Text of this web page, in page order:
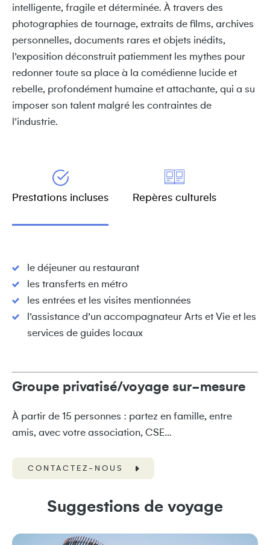
intelligente, fragile et déterminée. À travers des
photographies de tournage, extraits de films, archives
personnelles, documents rares et objets inédits,
l’exposition déconstruit patiemment les mythes pour
redonner toute sa place à la comédienne lucide et
rebelle, profondément humaine et attachante, qui a su
imposer son talent malgré les contraintes de
l’industrie.
Prestations incluses Repères culturels
le déjeuner au restaurant
les transferts en métro
les entrées et les visites mentionnées
l’assistance d’un accompagnateur Arts et Vie et les
services de guides locaux
Groupe privatisé/voyage sur-mesure
À partir de 15 personnes : partez en famille, entre
amis, avec votre association, CSE…
CONTACTEZ-NOUS
Suggestions de voyage